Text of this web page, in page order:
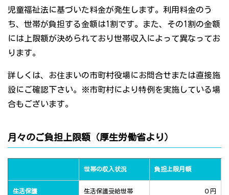
児童福祉法に基づいた料金が発生します。利用料金のう
ち、世帯が負担する金額は1割です。また、その1割の金額
には上限額が決められており世帯収入によって異なってお
ります。
詳しくは、お住まいの市町村役場にお問合せまたは直接施
設にご確認下さい。※市町村により特例を実施している場
合もございます。
月々のご負担上限額（厚生労働省より）
世帯の収入状況 負担上限月額
生活保護 生活保護受給世帯 ０円